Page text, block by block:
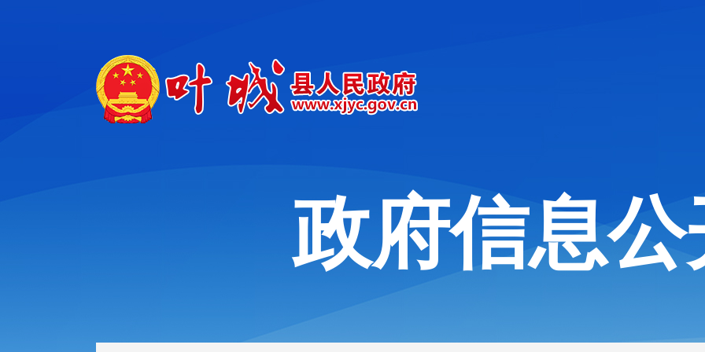
政府信息公